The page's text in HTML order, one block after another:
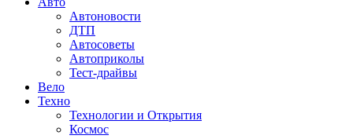
Автоновости
ДТП
Автосоветы
Автоприколы
Тест-драйвы
Вело
Техно
Технологии и Открытия
Космос